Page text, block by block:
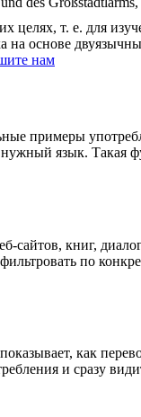
т. е. для
на основе
нам
примеры
нужный язык.
книг,
по
как
и сразу